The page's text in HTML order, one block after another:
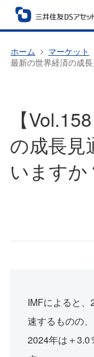
ホーム マーケット
最新の世界経済の成
【
の成長見
いますか
IMFによると
速するものの
2024年は＋3.0